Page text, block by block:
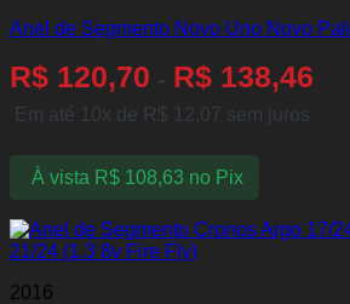
Anel de Segmento Novo Uno Novo
R$ 120,70 - R$ 138,46
Em até 10x de R$ 12,07 sem juros
À vista R$108,63 no Pix
2016